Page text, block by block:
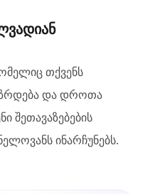
თქვენს
და დროთა
შეთავაზებების
ინარჩუნებს.